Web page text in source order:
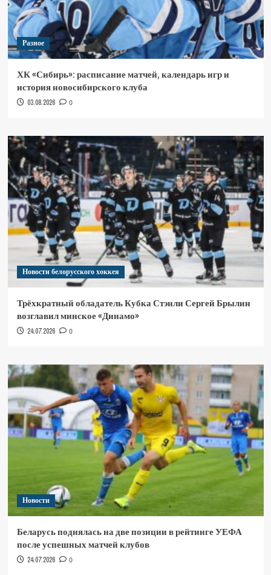
Разное
ХК «Сибирь»: расписание матчей, календарь игр и
история новосибирского клуба
03.08.2026 0
Новости белорусского хоккея
Трёхкратный обладатель Кубка Стэнли Сергей Брылин
возглавил минское «Динамо»
24.07.2026 0
Новости
Беларусь поднялась на две позиции в рейтинге УЕФА
после успешных матчей клубов
24.07.2026 0